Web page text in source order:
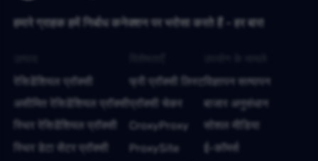
हमारे ग्राहक हमें निर्बाध कनेक्शन पर भरोसा करते हैं - हर बार!
रेसिडेंशियल प्रॉक्सी
असीमित रेसिडेंशियल प्रॉक्सी
स्थिर रेसिडेंशियल प्रॉक्सी
स्थिर डेटा सेंटर प्रॉक्सी
फ्री प्रॉक्सी लिस्ट
प्रॉक्सी चेकर
CroxyProxy
ProxySite
विज्ञापन सत्यापन
बाजार अनुसंधान
सोशल मीडिया
ई-कॉमर्स